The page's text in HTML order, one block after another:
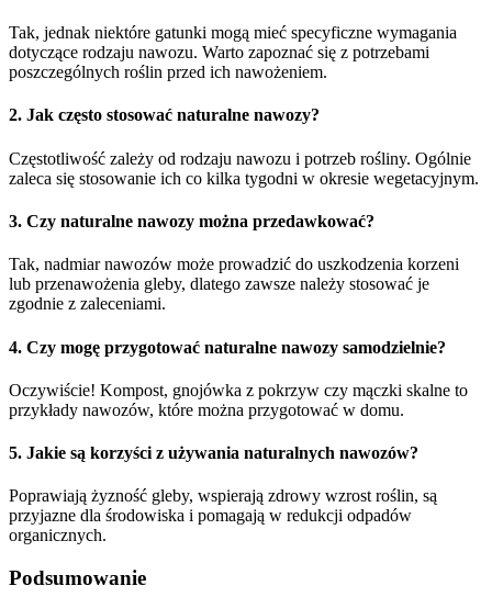
Tak, jednak niektóre gatunki mogą mieć specyficzne wymagania
dotyczące rodzaju nawozu. Warto zapoznać się z potrzebami
poszczególnych roślin przed ich nawożeniem.
2. Jak często stosować naturalne nawozy?
Częstotliwość zależy od rodzaju nawozu i potrzeb rośliny. Ogólnie
zaleca się stosowanie ich co kilka tygodni w okresie wegetacyjnym.
3. Czy naturalne nawozy można przedawkować?
Tak, nadmiar nawozów może prowadzić do uszkodzenia korzeni
lub przenawożenia gleby, dlatego zawsze należy stosować je
zgodnie z zaleceniami.
4. Czy mogę przygotować naturalne nawozy samodzielnie?
Oczywiście! Kompost, gnojówka z pokrzyw czy mączki skalne to
przykłady nawozów, które można przygotować w domu.
5. Jakie są korzyści z używania naturalnych nawozów?
Poprawiają żyzność gleby, wspierają zdrowy wzrost roślin, są
przyjazne dla środowiska i pomagają w redukcji odpadów
organicznych.
Podsumowanie